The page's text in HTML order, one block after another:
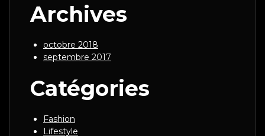
Archives
octobre 2018
septembre 2017
Catégories
Fashion
Lifestyle